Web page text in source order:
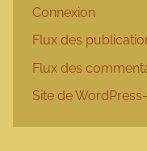
Connexion
Flux des
Flux des
Site de